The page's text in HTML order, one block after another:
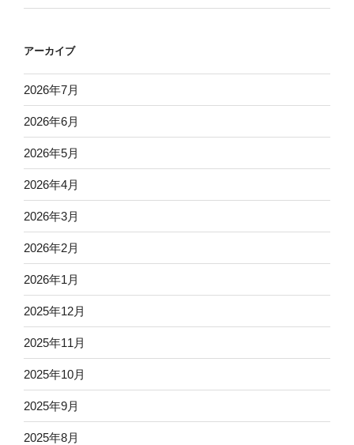
アーカイブ
2026年7月
2026年6月
2026年5月
2026年4月
2026年3月
2026年2月
2026年1月
2025年12月
2025年11月
2025年10月
2025年9月
2025年8月